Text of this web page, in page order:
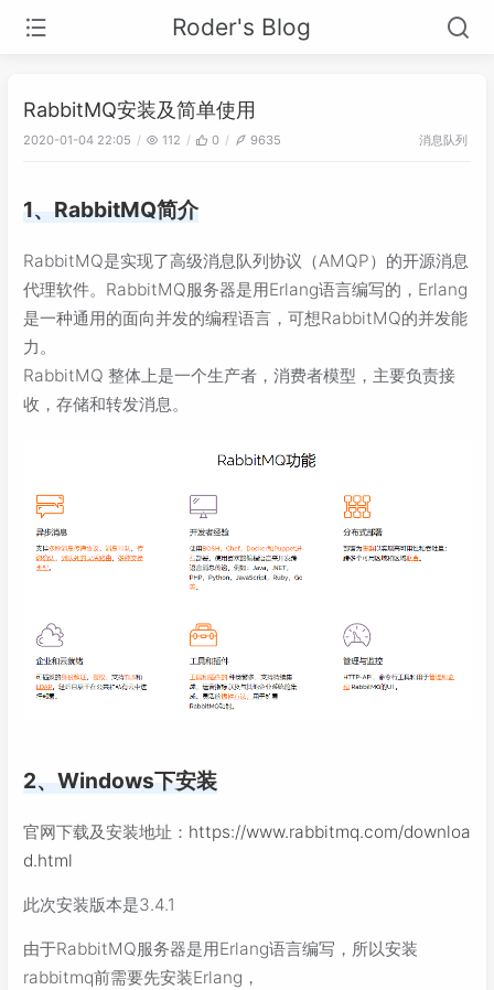
Roder's Blog
RabbitMQ安装及简单使用
2020-01-04 22:05 112 0 9635 消息队列
1、RabbitMQ简介
RabbitMQ是实现了高级消息队列协议（AMQP）的开源消息
代理软件。RabbitMQ服务器是用Erlang语言编写的，Erlang
是一种通用的面向并发的编程语言，可想RabbitMQ的并发能
力。
RabbitMQ 整体上是一个生产者，消费者模型，主要负责接
收，存储和转发消息。
2、Windows下安装
官网下载及安装地址： https://www.rabbitmq.com/downloa
d.html
此次安装版本是3.4.1
由于RabbitMQ服务器是用Erlang语言编写，所以安装
rabbitmq前需要先安装Erlang，